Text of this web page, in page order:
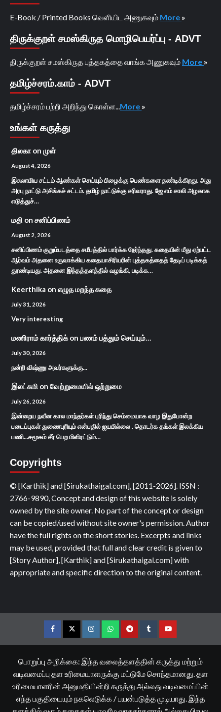
E-Book / Printed Books வெளியிட அணுகவும் More »
திருக்குறள் சமஸ்கிருத மொழிபெயர்ப்பு - ADVT
திருக்குறள் சமஸ்கிருத புத்தகத்தை வாங்க அணுகவும் More »
தமிழ்ச்சரம்.காம் - ADVT
தமிழ்ச்சரம் பற்றி அறிந்து கொள்ள... More »
உங்கள் கருத்து
திலகா on முள்
August 4, 2026
இசுலாமிய சட்டம் ஆண்கள் செய்யும் பிழைக்கு பெண்களை தண்டிக்கிறது. அது
அரபு நாட்டு அசிங்கச் சட்டம். தமிழ் நாட்டுக்கு சரிவராது. ஜே எம் சாலி அழகாக
எடுத்துச்…
மதி on சனிப்பிணம்
August 2, 2026
சனிப்பிணம் குறும்படத்தை சமீபத்தில் பார்க்க நேர்ந்தது. கதையின் மீது ஏற்பட்ட
ஆர்வம் அதனை உருவாக்கிய கதையாசிரியரின் புத்தகத்தைத் தேடிப் படிக்கத்
தூண்டியது. அதனை இந்தத்தளத்தில் வழங்கி, படிக்க…
Keerthika on எழுத மறந்த கதை
July 31, 2026
Very interesting
மணிராம் கார்த்திக்on பணம் பத்தும் செய்யும்…
July 30, 2026
நன்றி விஷ்ணு அவர்களுக்கு...
இலட்சுமி on வேற்றுமையில் ஒற்றுமை
July 26, 2026
இன்றைய நவீன கால மாந்தர்கள் புரிந்து செம்மையாக வாழ இதுபோன்ற
படைப்புகள் துணைபுரியும் என்பதில் ஐயமில்லை . தொடர்க தங்கள் இலக்கிய
பணி...சமூகம் சீர் பெற மிளிரட்டும்…
Copyrights
© [Karthik] and [Sirukathaigal.com], [2011-2026]. ISSN :
2766-9890, Concept and design of this website is solely
owned by the site owner. No part of the concept or design
can be copied/used without site owner's permission. Author
have the full rights on the short stories. Excerpts and links
may be used, provided that full and clear credit is given to
[Story Author], [Karthik] and [Sirukathaigal.com] with
appropriate and specific direction to the original content.
FacebookTwitterInstagramWhatsappTelegramTumblrYouTube
பொறுப்பு அறிக்கை: இந்த வலைத்தளத்தின் கருத்து மற்றும்
வடிவமைப்பு தள உரிமையாளருக்கு மட்டுமே சொந்தமானது. தள
உரிமையாளரின் அனுமதியின்றி கருத்து அல்லது வடிவமைப்பின்
எந்த பகுதியையும் நகலெடுக்க / பயன்படுத்த முடியாது. இந்த